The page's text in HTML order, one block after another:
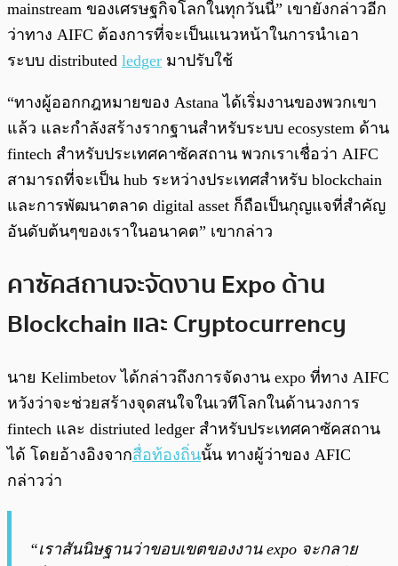
mainstream ของเศรษฐกิจโลกในทุกวันนี้” เขายังกล่าวอีก
ว่าทาง AIFC ต้องการที่จะเป็นแนวหน้าในการนำเอา
ระบบ distributed ledger มาปรับใช้
“ทางผู้ออกกฎหมายของ Astana ได้เริ่มงานของพวกเขา
แล้ว และกำลังสร้างรากฐานสำหรับระบบ ecosystem ด้าน
fintech สำหรับประเทศคาซัคสถาน พวกเราเชื่อว่า AIFC
สามารถที่จะเป็น hub ระหว่างประเทศสำหรับ blockchain
และการพัฒนาตลาด digital asset ก็ถือเป็นกุญแจที่สำคัญ
อันดับต้นๆของเราในอนาคต” เขากล่าว
คาซัคสถานจะจัดงาน Expo ด้าน
Blockchain และ Cryptocurrency
นาย Kelimbetov ได้กล่าวถึงการจัดงาน expo ที่ทาง AIFC
หวังว่าจะช่วยสร้างจุดสนใจในเวทีโลกในด้านวงการ
fintech และ distriuted ledger สำหรับประเทศคาซัคสถาน
ได้ โดยอ้างอิงจากสื่อท้องถิ่นนั้น ทางผู้ว่าของ AFIC
กล่าวว่า
“เราสันนิษฐานว่าขอบเขตของงาน expo จะกลาย